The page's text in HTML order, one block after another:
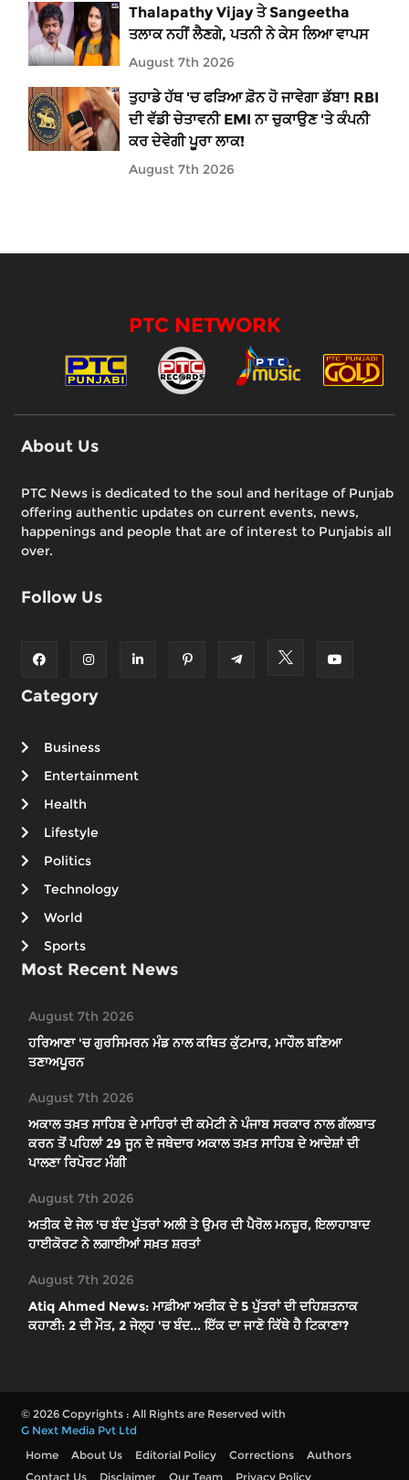
Thalapathy Vijay ਤੇ Sangeetha
ਤਲਾਕ ਨਹੀਂ ਲੈਣਗੇ, ਪਤਨੀ ਨੇ ਕੇਸ ਲਿਆ ਵਾਪਸ
August 7th 2026
ਤੁਹਾਡੇ ਹੱਥ 'ਚ ਫੜਿਆ ਫ਼ੋਨ ਹੋ ਜਾਵੇਗਾ ਡੱਬਾ! RBI
ਦੀ ਵੱਡੀ ਚੇਤਾਵਨੀ EMI ਨਾ ਚੁਕਾਉਣ 'ਤੇ ਕੰਪਨੀ
ਕਰ ਦੇਵੇਗੀ ਪੂਰਾ ਲਾਕ!
August 7th 2026
PTC NETWORK
About Us
PTC News is dedicated to the soul and heritage of Punjab
offering authentic updates on current events, news,
happenings and people that are of interest to Punjabis all
over.
Follow Us
Category
Business
Entertainment
Health
Lifestyle
Politics
Technology
World
Sports
Most Recent News
August 7th 2026
ਹਰਿਆਣਾ 'ਚ ਗੁਰਸਿਮਰਨ ਮੰਡ ਨਾਲ ਕਥਿਤ ਕੁੱਟਮਾਰ, ਮਾਹੌਲ ਬਣਿਆ
ਤਣਾਅਪੂਰਨ
August 7th 2026
ਅਕਾਲ ਤਖ਼ਤ ਸਾਹਿਬ ਦੇ ਮਾਹਿਰਾਂ ਦੀ ਕਮੇਟੀ ਨੇ ਪੰਜਾਬ ਸਰਕਾਰ ਨਾਲ ਗੱਲਬਾਤ
ਕਰਨ ਤੋਂ ਪਹਿਲਾਂ 29 ਜੂਨ ਦੇ ਜਥੇਦਾਰ ਅਕਾਲ ਤਖ਼ਤ ਸਾਹਿਬ ਦੇ ਆਦੇਸ਼ਾਂ ਦੀ
ਪਾਲਣਾ ਰਿਪੋਰਟ ਮੰਗੀ
August 7th 2026
ਅਤੀਕ ਦੇ ਜੇਲ 'ਚ ਬੰਦ ਪੁੱਤਰਾਂ ਅਲੀ ਤੇ ਉਮਰ ਦੀ ਪੈਰੋਲ ਮਨਜ਼ੂਰ, ਇਲਾਹਾਬਾਦ
ਹਾਈਕੋਰਟ ਨੇ ਲਗਾਈਆਂ ਸਖ਼ਤ ਸ਼ਰਤਾਂ
August 7th 2026
Atiq Ahmed News: ਮਾਫ਼ੀਆ ਅਤੀਕ ਦੇ 5 ਪੁੱਤਰਾਂ ਦੀ ਦਹਿਸ਼ਤਨਾਕ
ਕਹਾਣੀ: 2 ਦੀ ਮੌਤ, 2 ਜੇਲ੍ਹ 'ਚ ਬੰਦ... ਇੱਕ ਦਾ ਜਾਣੋ ਕਿੱਥੇ ਹੈ ਟਿਕਾਣਾ?
© 2026 Copyrights : All Rights are Reserved with
G Next Media Pvt Ltd
Home
About Us Editorial Policy Corrections
Authors
Contact Us
Disclaimer Our Team Privacy Policy